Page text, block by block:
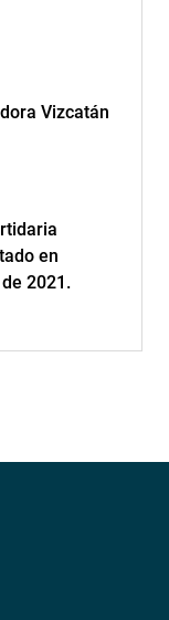
Vizcatán
en
2021.